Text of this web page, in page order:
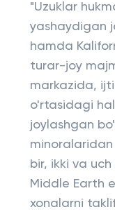
"Uzuklar
yashaydigan
hamda
turar-joy
markazida,
o'rtasidagi
joylashgan
bir, ikki va
Middle Earth
xonalarni